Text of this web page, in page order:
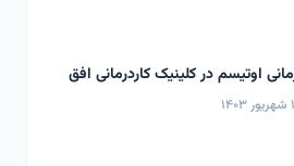
اوتیسم در کلینیک کاردرمانی افق